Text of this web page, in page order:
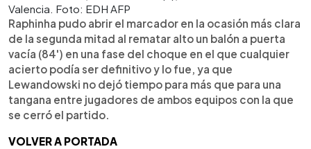
Valencia. Foto: EDH AFP
Raphinha pudo abrir el marcador en la ocasión más clara
de la segunda mitad al rematar alto un balón a puerta
vacía (84') en una fase del choque en el que cualquier
acierto podía ser definitivo y lo fue, ya que
Lewandowski no dejó tiempo para más que para una
tangana entre jugadores de ambos equipos con la que
se cerró el partido.
VOLVER A PORTADA